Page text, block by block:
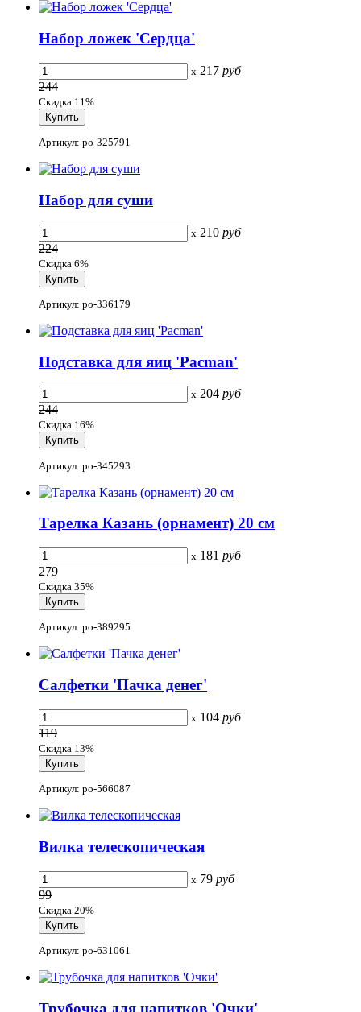
Набор ложек 'Сердца'
x 217 руб
244
Скидка 11%
Артикул: po-325791
Набор для суши
x 210 руб
224
Скидка 6%
Артикул: po-336179
Подставка для яиц 'Pacman'
x 204 руб
244
Скидка 16%
Артикул: po-345293
Тарелка Казань (орнамент) 20 см
x 181 руб
279
Скидка 35%
Артикул: po-389295
Салфетки 'Пачка денег'
x 104 руб
119
Скидка 13%
Артикул: po-566087
Вилка телескопическая
x 79 руб
99
Скидка 20%
Артикул: po-631061
Трубочка для напитков 'Очки'